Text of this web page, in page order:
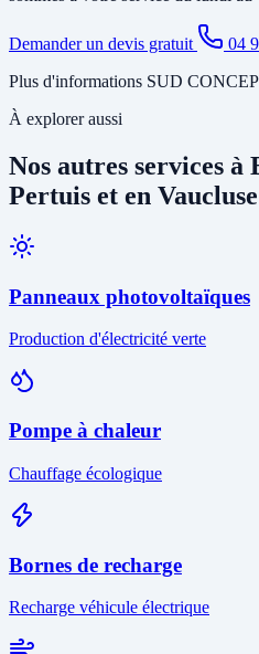
Demander un devis gratuit
04
Plus d'informations SUD
À explorer aussi
Nos autres services à
Pertuis et en Vaucluse
Panneaux photovoltaïques
Production d'électricité verte
Pompe à chaleur
Chauffage écologique
Bornes de recharge
Recharge véhicule électrique